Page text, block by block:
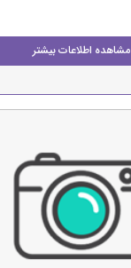
مشاهده اطلاعات بیشتر